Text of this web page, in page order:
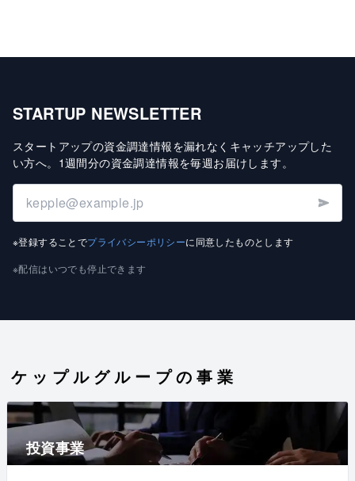
STARTUP NEWSLETTER
スタートアップの資金調達情報を漏れなくキャッチアップした
い方へ。 1週間分の資金調達情報を毎週お届けします 。
※登録することでプライバシーポリシーに同意したものとします
※配信はいつでも停止できます
ケップルグループの事業
投資事業